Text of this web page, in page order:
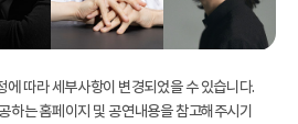
따라 세부사항이 변경되었을 수 있습니다.
하는 홈페이지 및 공연내용을 참고해주시기